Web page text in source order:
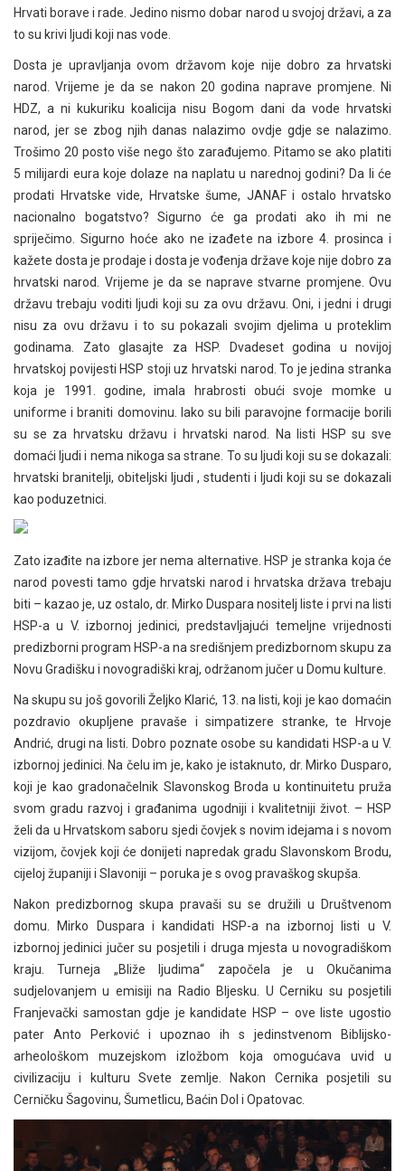
Hrvati borave i rade. Jedino nismo dobar narod u svojoj državi, a za
to su krivi ljudi koji nas vode.
Dosta je upravljanja ovom državom koje nije dobro za hrvatski
narod. Vrijeme je da se nakon 20 godina naprave promjene. Ni
HDZ, a ni kukuriku koalicija nisu Bogom dani da vode hrvatski
narod, jer se zbog njih danas nalazimo ovdje gdje se nalazimo.
Trošimo 20 posto više nego što zarađujemo. Pitamo se ako platiti
5 milijardi eura koje dolaze na naplatu u narednoj godini? Da li će
prodati Hrvatske vide, Hrvatske šume, JANAF i ostalo hrvatsko
nacionalno bogatstvo? Sigurno će ga prodati ako ih mi ne
spriječimo. Sigurno hoće ako ne izađete na izbore 4. prosinca i
kažete dosta je prodaje i dosta je vođenja države koje nije dobro za
hrvatski narod. Vrijeme je da se naprave stvarne promjene. Ovu
državu trebaju voditi ljudi koji su za ovu državu. Oni, i jedni i drugi
nisu za ovu državu i to su pokazali svojim djelima u proteklim
godinama. Zato glasajte za HSP. Dvadeset godina u novijoj
hrvatskoj povijesti HSP stoji uz hrvatski narod. To je jedina stranka
koja je 1991. godine, imala hrabrosti obući svoje momke u
uniforme i braniti domovinu. Iako su bili paravojne formacije borili
su se za hrvatsku državu i hrvatski narod. Na listi HSP su sve
domaći ljudi i nema nikoga sa strane. To su ljudi koji su se dokazali:
hrvatski branitelji, obiteljski ljudi , studenti i ljudi koji su se dokazali
kao poduzetnici.
Zato izađite na izbore jer nema alternative. HSP je stranka koja će
narod povesti tamo gdje hrvatski narod i hrvatska država trebaju
biti – kazao je, uz ostalo, dr. Mirko Duspara nositelj liste i prvi na listi
HSP-a u V. izbornoj jedinici, predstavljajući temeljne vrijednosti
predizborni program HSP-a na središnjem predizbornom skupu za
Novu Gradišku i novogradiški kraj, održanom jučer u Domu kulture.
Na skupu su još govorili Željko Klarić, 13. na listi, koji je kao domaćin
pozdravio okupljene pravaše i simpatizere stranke, te Hrvoje
Andrić, drugi na listi. Dobro poznate osobe su kandidati HSP-a u V.
izbornoj jedinici. Na čelu im je, kako je istaknuto, dr. Mirko Dusparo,
koji je kao gradonačelnik Slavonskog Broda u kontinuitetu pruža
svom gradu razvoj i građanima ugodniji i kvalitetniji život. – HSP
želi da u Hrvatskom saboru sjedi čovjek s novim idejama i s novom
vizijom, čovjek koji će donijeti napredak gradu Slavonskom Brodu,
cijeloj županiji i Slavoniji – poruka je s ovog pravaškog skupša.
Nakon predizbornog skupa pravaši su se družili u Društvenom
domu. Mirko Duspara i kandidati HSP-a na izbornoj listi u V.
izbornoj jedinici jučer su posjetili i druga mjesta u novogradiškom
kraju. Turneja „Bliže ljudima“ započela je u Okučanima
sudjelovanjem u emisiji na Radio Bljesku. U Cerniku su posjetili
Franjevački samostan gdje je kandidate HSP – ove liste ugostio
pater Anto Perković i upoznao ih s jedinstvenom Biblijsko-
arheološkom muzejskom izložbom koja omogućava uvid u
civilizaciju i kulturu Svete zemlje. Nakon Cernika posjetili su
Cerničku Šagovinu, Šumetlicu, Baćin Dol i Opatovac.